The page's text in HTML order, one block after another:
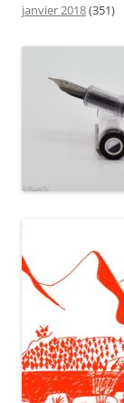
janvier 2018(351)